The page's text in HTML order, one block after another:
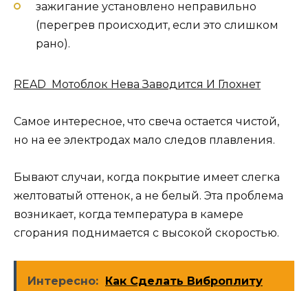
зажигание установлено неправильно
(перегрев происходит, если это слишком
рано).
READ Мотоблок Нева Заводится И Глохнет
Самое интересное, что свеча остается чистой,
но на ее электродах мало следов плавления.
Бывают случаи, когда покрытие имеет слегка
желтоватый оттенок, а не белый. Эта проблема
возникает, когда температура в камере
сгорания поднимается с высокой скоростью.
Интересно:
Как Сделать Виброплиту